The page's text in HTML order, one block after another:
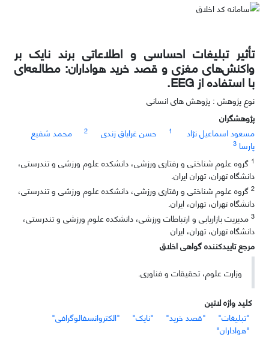
تأثیر تبلیغات احساسی و اطلاعاتی برند نایک بر
واکنش‌های مغزی و قصد خرید هواداران: مطالعه‌ای
با استفاده از EEG.
نوع پژوهش : پژوهش های انسانی
پژوهشگران
مسعود اسماعیل نژاد
1 حسن غرایاق زندی 2
محمد شفیع
پارسا 3
1 گروه علوم شناختی و رفتاری ورزشی، دانشکده علوم ورزشی و تندرستی،
دانشگاه تهران، تهران ایران.
2 گروه علوم شناختی و رفتاری ورزشی، دانشکده علوم ورزشی و تندرستی،
دانشگاه تهران، تهران، ایران.
3 مدیریت بازاریابی و ارتباطات ورزشی، دانشکده علوم ورزشی و تندرستی،
دانشگاه تهران، تهران، ایران
مرجع تاییدکننده گواهی اخلاق
وزارت علوم، تحقیقات و فناوری.
کلید واژه لاتین
"تبلیغات"
"قصد خرید" "نایک"
"الکتروانسفالوگرافی"
"هواداران"